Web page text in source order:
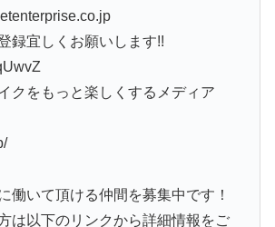
録宜しくお願いします!!
クをもっと楽しくするメディア
働いて頂ける仲間を募集中です！
は以下のリンクから詳細情報をご